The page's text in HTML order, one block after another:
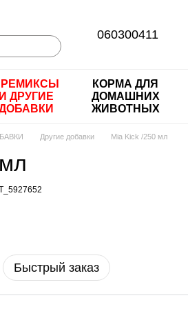
060300411
И ДРУГИЕ
КОРМА ДЛЯ
ДОМАШНИХ
ЖИВОТНЫХ
Другие добавки Mia Kick /250 мл
Быстрый заказ